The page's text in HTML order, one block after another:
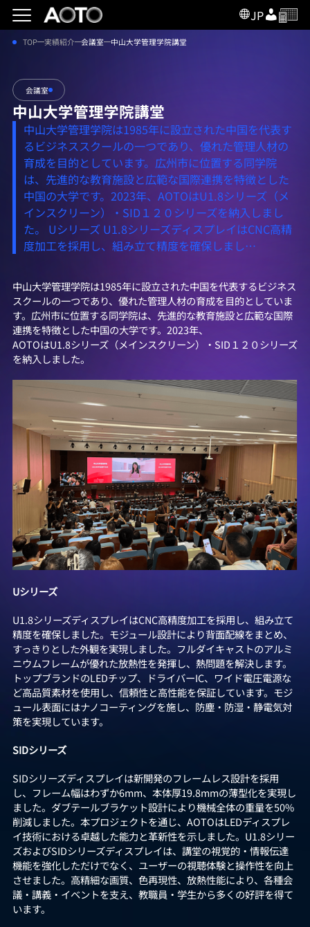
JP
TOP 実績紹介 会議室 中山大学管理学院講堂
会議室
中山大学管理学院講堂
中山大学管理学院は1985年に設立された中国を代表す
るビジネススクールの一つであり、優れた管理人材の
育成を目的としています。広州市に位置する同学院
は、先進的な教育施設と広範な国際連携を特徴とした
中国の大学です。2023年、AOTOはU1.8シリーズ（メ
インスクリーン）・SID１２０シリーズを納入しまし
た。 Uシリーズ U1.8シリーズディスプレイはCNC高精
度加工を採用し、組み立て精度を確保しまし…
中山大学管理学院は1985年に設立された中国を代表するビジネス
スクールの一つであり、優れた管理人材の育成を目的としていま
す。広州市に位置する同学院は、先進的な教育施設と広範な国際
連携を特徴とした中国の大学です。2023年、
AOTOはU1.8シリーズ（メインスクリーン）・SID１２０シリーズ
を納入しました。
Uシリーズ
U1.8シリーズディスプレイはCNC高精度加工を採用し、組み立て
精度を確保しました。モジュール設計により背面配線をまとめ、
すっきりとした外観を実現しました。フルダイキャストのアルミ
ニウムフレームが優れた放熱性を発揮し、熱問題を解決します。
トップブランドのLEDチップ、ドライバーIC、ワイド電圧電源な
ど高品質素材を使用し、信頼性と高性能を保証しています。モジ
ュール表面にはナノコーティングを施し、防塵・防湿・静電気対
策を実現しています。
SIDシリーズ
SIDシリーズディスプレイは新開発のフレームレス設計を採用
し、フレーム幅はわずか6mm、本体厚19.8mmの薄型化を実現し
ました。ダブテールブラケット設計により機械全体の重量を50%
削減しました。本プロジェクトを通じ、AOTOはLEDディスプレ
イ技術における卓越した能力と革新性を示しました。U1.8シリー
ズおよびSIDシリーズディスプレイは、講堂の視覚的・情報伝達
機能を強化しただけでなく、ユーザーの視聴体験と操作性を向上
させました。高精細な画質、色再現性、放熱性能により、各種会
議・講義・イベントを支え、教職員・学生から多くの好評を得て
います。